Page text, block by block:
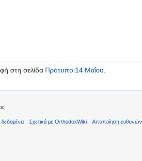
στη σελίδα Πρότυπο:14 Μαΐου.
Σχετικά με OrthodoxWiki Αποποίηση ευθυνών